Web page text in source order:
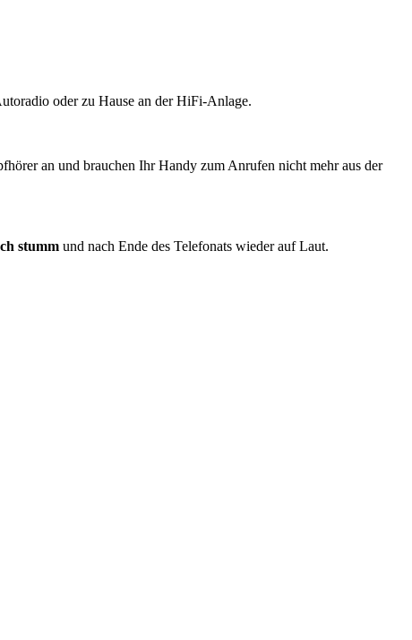
oder zu Hause an der HiFi-Anlage.
an und brauchen Ihr Handy zum Anrufen nicht mehr aus der
stumm und nach Ende des Telefonats wieder auf Laut.